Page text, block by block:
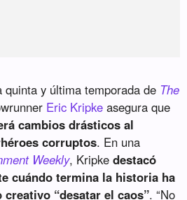
quinta y última temporada de The
Eric Kripke asegura que
cambios drásticos al
corruptos. En una
Weekly, Kripkedestacó
cuándo termina la historia ha
“desatar el caos”. “No